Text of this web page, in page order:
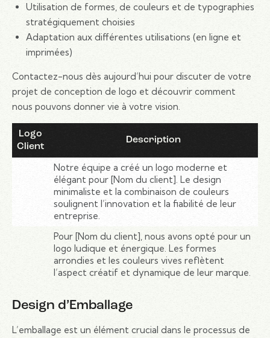
Utilisation de formes, de couleurs et de typographies
stratégiquement choisies
Adaptation aux différentes utilisations (en ligne et
imprimées)
Contactez-nous dès aujourd’hui pour discuter de votre
projet de conception de logo et découvrir comment
nous pouvons donner vie à votre vision.
Logo
Client
Description
Notre équipe a créé un logo moderne et
élégant pour [Nom du client]. Le design
minimaliste et la combinaison de couleurs
soulignent l’innovation et la fiabilité de leur
entreprise.
Pour [Nom du client], nous avons opté pour un
logo ludique et énergique. Les formes
arrondies et les couleurs vives reflètent
l’aspect créatif et dynamique de leur marque.
Design d’Emballage
L’emballage est un élément crucial dans le processus de